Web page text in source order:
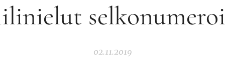
02.11.2019